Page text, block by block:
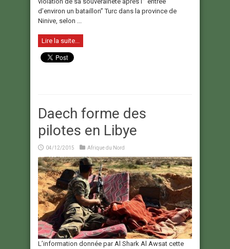
d’environ un bataillon” Turc dans la province de
Ninive, selon ...
Lire la suite...
Daech forme des
pilotes en Libye
04/12/2015 Afrique du Nord
L’information donnée par Al Shark Al Awsat cette